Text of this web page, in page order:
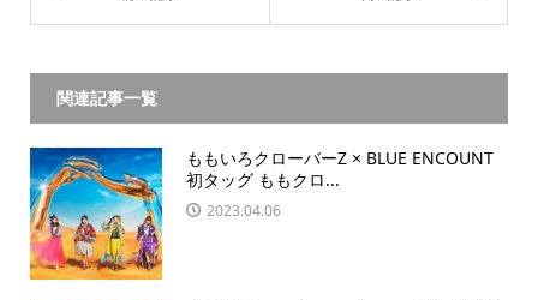
関連記事一覧
ももいろクローバーZ × BLUE ENCOUNT
初タッグ ももクロ...
2023.04.06